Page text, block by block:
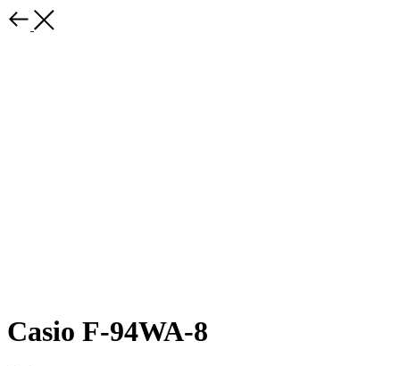
Casio F-94WA-8